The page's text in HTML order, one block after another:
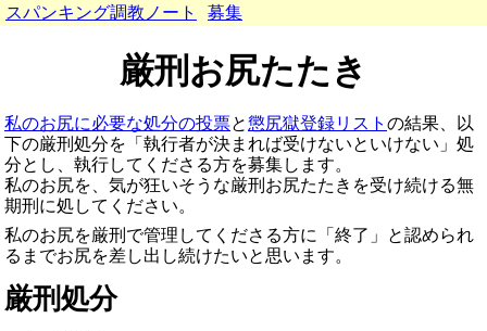
厳刑お尻たたき
私のお尻に必要な処分の投票と懲尻獄登録リスト の結果、以
下の厳刑処分を「執行者が決まれば受けないといけない」処
分とし、執行してくださる方を募集します。
私のお尻を、気が狂いそうな厳刑お尻たたきを受け続ける無
期刑に処してください。
私のお尻を厳刑で管理してくださる方に「終了」と認められ
るまでお尻を差し出し続けたいと思います。
厳刑処分
スパンキング調教ノート 募集